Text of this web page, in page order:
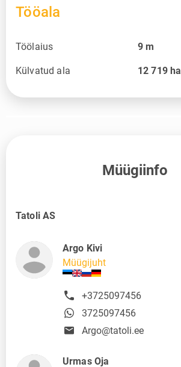
Tööala
Töölaius 9 m
Külvatud ala 12 719ha
Müügiinfo
Tatoli AS
Argo Kivi
Müügijuht
+3725097456
3725097456
Argo@tatoli.ee
Urmas Oja